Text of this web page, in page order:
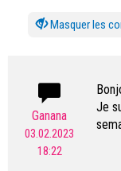
les
Ganana
03.02.2023
18:22
Je